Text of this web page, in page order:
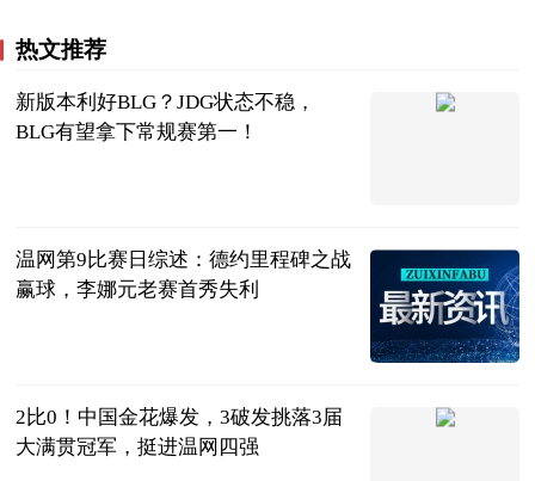
热文推荐
新版本利好BLG？JDG状态不稳，
BLG有望拿下常规赛第一！
温网第9比赛日综述：德约里程碑之战
赢球，李娜元老赛首秀失利
2比0！中国金花爆发，3破发挑落3届
大满贯冠军，挺进温网四强